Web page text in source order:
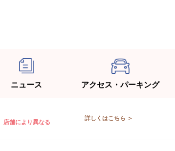
ニュース アクセス・パーキング
店舗により異なる
詳しくはこちら ＞